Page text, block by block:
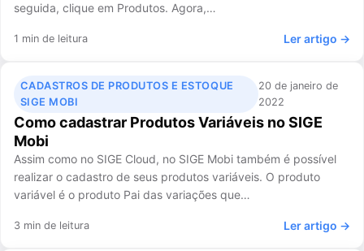
seguida, clique em Produtos. Agora,…
1 min de leitura Ler artigo →
CADASTROS DE PRODUTOS E ESTOQUE
SIGE MOBI
20 de janeiro de
2022
Como cadastrar Produtos Variáveis no SIGE
Mobi
Assim como no SIGE Cloud, no SIGE Mobi também é possível
realizar o cadastro de seus produtos variáveis. O produto
variável é o produto Pai das variações que…
3 min de leitura Ler artigo →